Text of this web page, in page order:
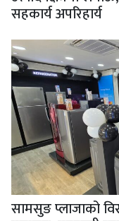
सहकार्य अपरिहार्य
सामसुङ प्लाजाको